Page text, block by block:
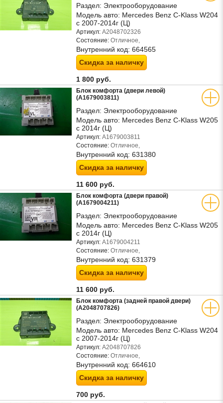
Раздел: Электрооборудование
Модель авто: Mercedes Benz C-Klass W204
с 2007-2014г (Ц)
Артикул: A2048702326
Состояние: Отличное,
Внутренний код: 664565
Скидка за наличку
1 800 руб.
Блок комфорта (двери левой)
(A1679003811)
Раздел: Электрооборудование
Модель авто: Mercedes Benz C-Klass W205
с 2014г (Ц)
Артикул: A1679003811
Состояние: Отличное,
Внутренний код: 631380
Скидка за наличку
11 600 руб.
Блок комфорта (двери правой)
(A1679004211)
Раздел: Электрооборудование
Модель авто: Mercedes Benz C-Klass W205
с 2014г (Ц)
Артикул: A1679004211
Состояние: Отличное,
Внутренний код: 631379
Скидка за наличку
11 600 руб.
Блок комфорта (задней правой двери)
(A2048707826)
Раздел: Электрооборудование
Модель авто: Mercedes Benz C-Klass W204
с 2007-2014г (Ц)
Артикул: A2048707826
Состояние: Отличное,
Внутренний код: 664610
Скидка за наличку
700 руб.